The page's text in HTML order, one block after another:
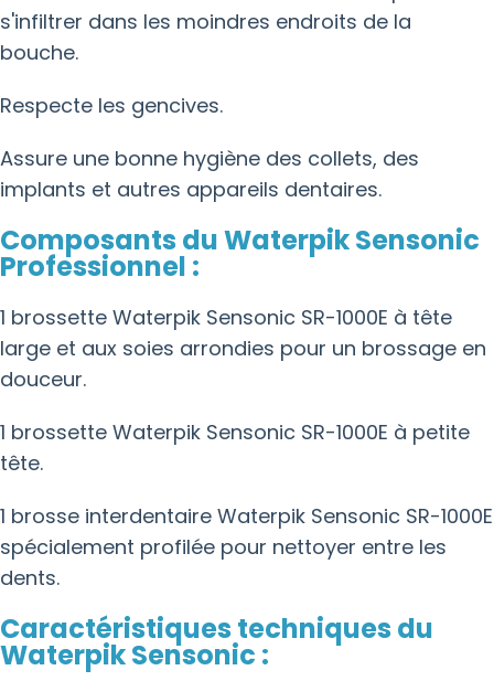
s'infiltrer dans les moindres endroits de la
bouche.
Respecte les gencives.
Assure une bonne hygiène des collets, des
implants et autres appareils dentaires.
Composants du Waterpik Sensonic
Professionnel :
1 brossette Waterpik Sensonic SR-1000E à tête
large et aux soies arrondies pour un brossage en
douceur.
1 brossette Waterpik Sensonic SR-1000E à petite
tête.
1 brosse interdentaire Waterpik Sensonic SR-1000E
spécialement profilée pour nettoyer entre les
dents.
Caractéristiques techniques du
Waterpik Sensonic :